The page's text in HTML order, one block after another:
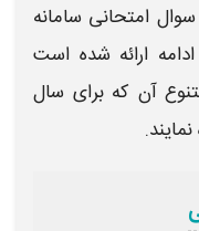
امتحانی سامانه
ارائه شده است
آن که برای سال